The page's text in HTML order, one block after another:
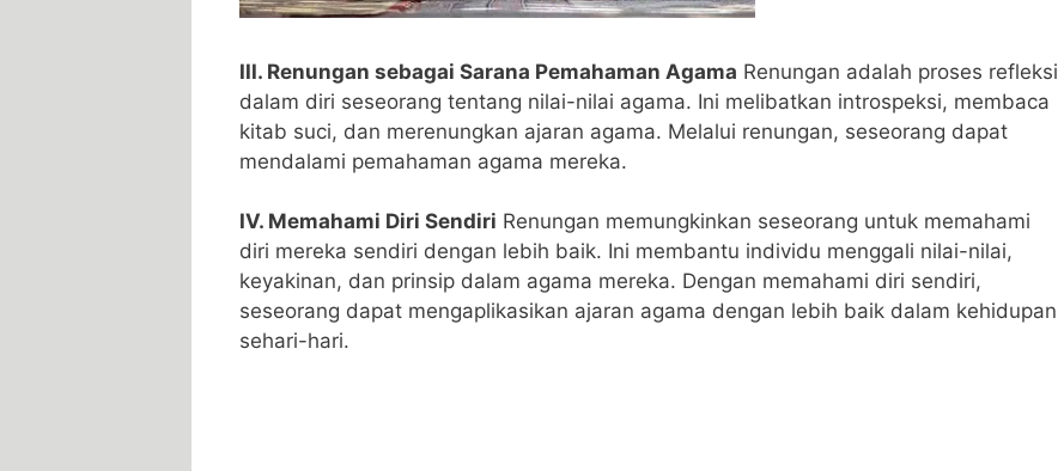
III. Renungan sebagai Sarana Pemahaman Agama Renungan adalah proses refleksi
dalam diri seseorang tentang nilai-nilai agama. Ini melibatkan introspeksi, membaca
kitab suci, dan merenungkan ajaran agama. Melalui renungan, seseorang dapat
mendalami pemahaman agama mereka.
IV. Memahami Diri Sendiri Renungan memungkinkan seseorang untuk memahami
diri mereka sendiri dengan lebih baik. Ini membantu individu menggali nilai-nilai,
keyakinan, dan prinsip dalam agama mereka. Dengan memahami diri sendiri,
seseorang dapat mengaplikasikan ajaran agama dengan lebih baik dalam kehidupan
sehari-hari.